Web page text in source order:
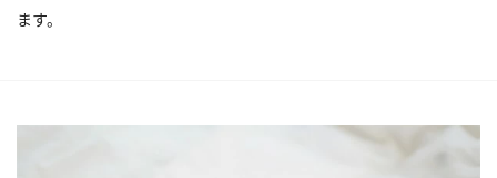
ます。